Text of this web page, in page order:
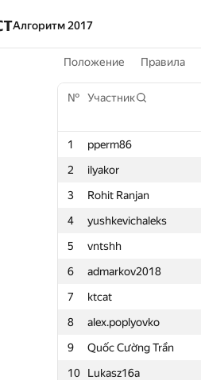
Алгоритм 2017
Положение Правила
№ Участник
1 pperm86
2
ilyakor
3
Rohit Ranjan
4
yushkevichaleks
5
vntshh
6
admarkov2018
7
ktcat
8
alex.poplyovko
9
Quốc Cường Trần
10
Lukasz16a